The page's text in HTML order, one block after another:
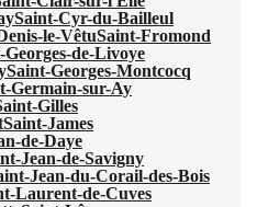
Saint-Cyr-du-Bailleul
le-VêtuSaint-Fromond
Georges-de-Livoye
Saint-Georges-Montcocq
Germain-sur-Ay
Gilles
Saint-James
de-Daye
Jean-de-Savigny
Jean-du-Corail-des-Bois
Laurent-de-Cuves